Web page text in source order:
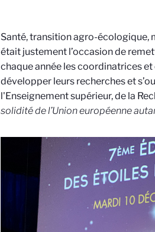
Santé, transition agro-écologique,
était justement l’occasion de
chaque année les coordinatrices
développer leurs recherches et
l'Enseignement supérieur, de la
solidité de l’Union européenne